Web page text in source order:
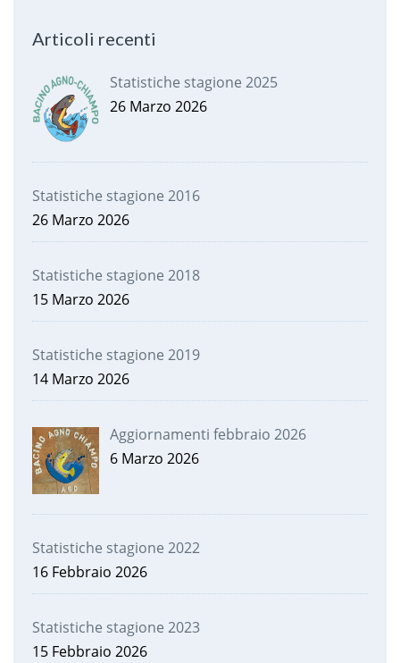
Articoli recenti
Statistiche stagione 2025
26 Marzo 2026
Statistiche stagione 2016
26 Marzo 2026
Statistiche stagione 2018
15 Marzo 2026
Statistiche stagione 2019
14 Marzo 2026
Aggiornamenti febbraio 2026
6 Marzo 2026
Statistiche stagione 2022
16 Febbraio 2026
Statistiche stagione 2023
15 Febbraio 2026